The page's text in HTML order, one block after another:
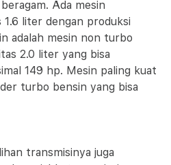
Ada mesin
liter dengan produksi
adalah mesin non turbo
2.0 liter yang bisa
149 hp. Mesin paling kuat
turbo bensin yang bisa
transmisinya juga